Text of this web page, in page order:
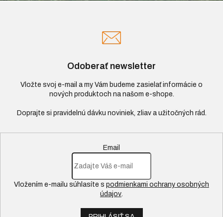
Odoberať newsletter
Vložte svoj e-mail a my Vám budeme zasielať informácie o
nových produktoch na našom e-shope.
Email
Vložením e-mailu súhlasíte s podmienkami ochrany osobných
údajov